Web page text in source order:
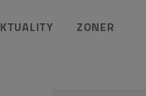
ZONER